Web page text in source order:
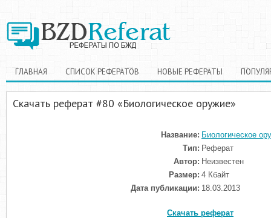
ГЛАВНАЯ СПИСОК РЕФЕРАТОВ НОВЫЕ РЕФЕРАТЫ
Скачать реферат #80 «Биологическое оружие»
Название: Биологическое
Тип: Реферат
Автор: Неизвестен
Размер: 4 Кбайт
Дата публикации: 18.03.2013
Скачать реферат